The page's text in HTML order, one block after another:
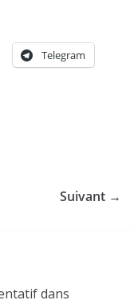
Telegram
Suivant →
dans